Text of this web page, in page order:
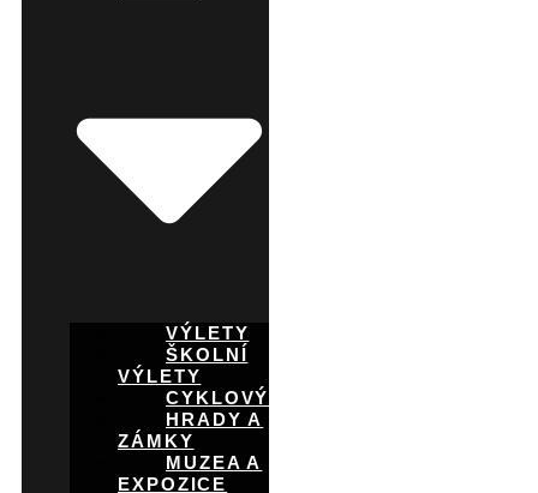
VÝLETY
ŠKOLNÍ
VÝLETY
CYKLOVÝLETY
HRADY A
ZÁMKY
MUZEA A
EXPOZICE